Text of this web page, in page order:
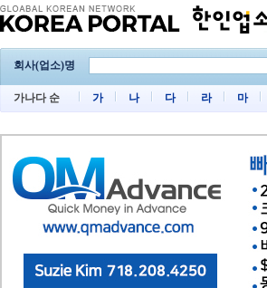
회사(업소)명
가나다 순 가 나 다 라 마